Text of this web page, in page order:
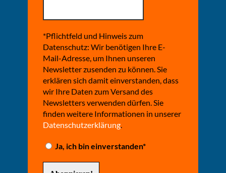
*Pflichtfeld und Hinweis zum
Datenschutz: Wir benötigen Ihre E-
Mail-Adresse, um Ihnen unseren
Newsletter zusenden zu können. Sie
erklären sich damit einverstanden, dass
wir Ihre Daten zum Versand des
Newsletters verwenden dürfen. Sie
finden weitere Informationen in unserer
Datenschutzerklärung.
Ja, ich bin einverstanden*